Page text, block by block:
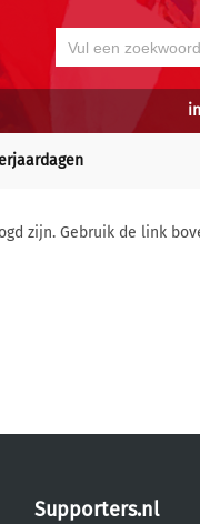
zijn. Gebruik de link
Supporters.nl